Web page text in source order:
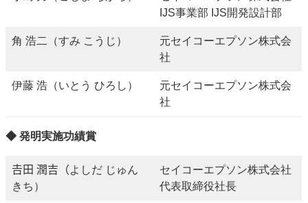
IJS事業部 IJS開発設計部
角 浩二（すみ こうじ）
元セイコーエプソン株式会
社
伊藤 浩（いとう ひろし）
元セイコーエプソン株式会
社
◆ 発明実施功績賞
𠮷田 潤吉（よしだ じゅん
きち）
セイコーエプソン株式会社
代表取締役社長